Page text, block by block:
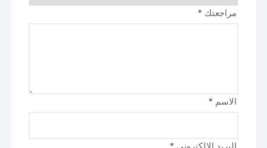
مراجعتك*
الاسم*